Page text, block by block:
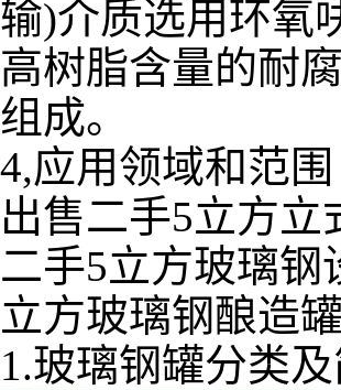
输)介质选用环氧
高树脂含量的耐
组成。
4,应用领域和范围
出售二手5立方
二手5立方玻璃钢
立方玻璃钢酿造
1.玻璃钢罐分类